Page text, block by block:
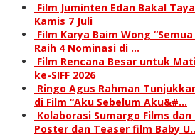
Film Juminten Edan Bakal
Kamis 7 Juli
Film Karya Baim Wong
Raih 4 Nominasi di …
Film Rencana Besar untuk
ke-SIFF 2026
Ringo Agus Rahman
di Film “Aku Sebelum Aku&#…
Kolaborasi Sumargo Films
Poster dan Teaser film Baby